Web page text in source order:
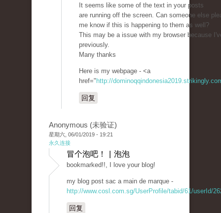
It seems like some of the text in your posts
are running off the screen. Can someone else
me know if this is happening to them as well?
This may be a issue with my browser because
previously.
Many thanks
Here is my webpage - <a
href=" http://
回复
Anonymous (未验证)
星期六, 06/01/2019 - 19:21
永久连接
冒个泡吧！ | 泡泡
bookmarked!!, I love your blog!
my blog post sac a main de marque -
http://www.cosl.com.sg/UserProfile/tabid/61/userId/
回复